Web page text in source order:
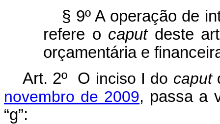
§ 9º A operação de
refere o caputdeste
orçamentária e
Art. 2º O inciso I do caput
novembro de 2009, passa a
“g”: